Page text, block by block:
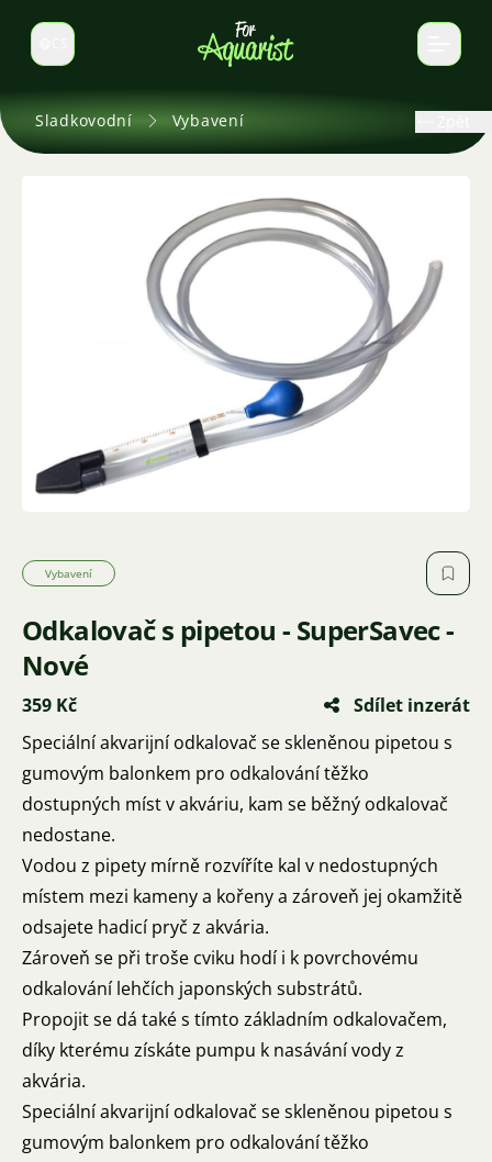
Select language
Sladkovodní Vybavení
Vybavení
Odkalovač s pipetou - SuperSavec -
Nové
359 Kč
Sdílet inzerát
Speciální akvarijní odkalovač se skleněnou pipetou s
gumovým balonkem pro odkalování těžko
dostupných míst v akváriu, kam se běžný odkalovač
nedostane.
Vodou z pipety mírně rozvíříte kal v nedostupných
místem mezi kameny a kořeny a zároveň jej okamžitě
odsajete hadicí pryč z akvária.
Zároveň se při troše cviku hodí i k povrchovému
odkalování lehčích japonských substrátů.
Propojit se dá také s tímto základním odkalovačem,
díky kterému získáte pumpu k nasávání vody z
akvária.
Speciální akvarijní odkalovač se skleněnou pipetou s
gumovým balonkem pro odkalování těžko